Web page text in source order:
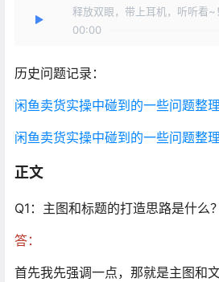
释放双眼，带上耳机，听听看~！
00:00
历史问题记录：
闲鱼卖货实操中碰到的一些问题整理
闲鱼卖货实操中碰到的一些问题整理
正文
Q1：主图和标题的打造思路是什么？
答：
首先我先强调一点，那就是主图和